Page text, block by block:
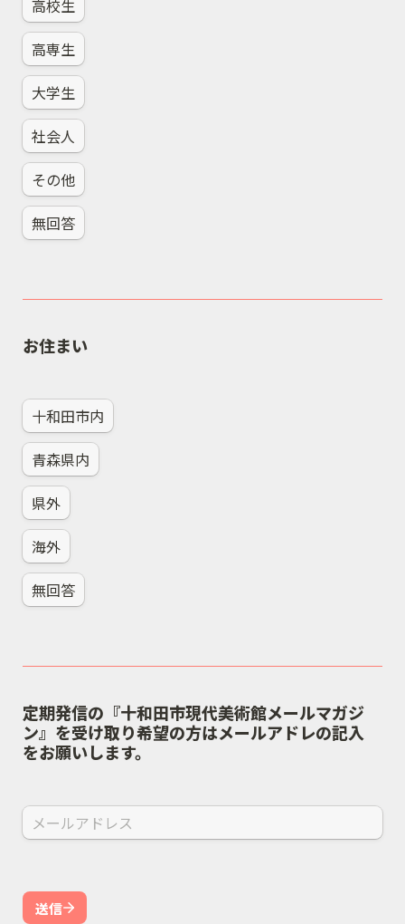
高校生
高専生
大学生
社会人
その他
無回答
お住まい
十和田市内
青森県内
県外
海外
無回答
定期発信の『十和田市現代美術館メールマガジ
ン』を受け取り希望の方はメールアドレの記入
をお願いします。
送信